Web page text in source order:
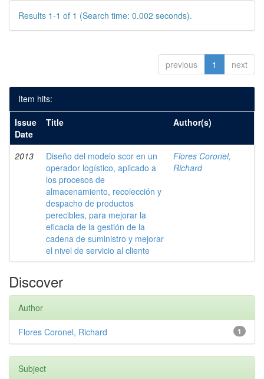
Results 1-1 of 1 (Search time: 0.002 seconds).
previous 1 next
Item hits:
Issue
Date
Title Author(s)
2013
Diseño del modelo scor en un
operador logístico, aplicado a
los procesos de
almacenamiento, recolección y
despacho de productos
perecibles, para mejorar la
eficacia de la gestión de la
cadena de suministro y mejorar
el nivel de servicio al cliente
Flores Coronel,
Richard
Discover
Author
1
Flores Coronel, Richard
Subject